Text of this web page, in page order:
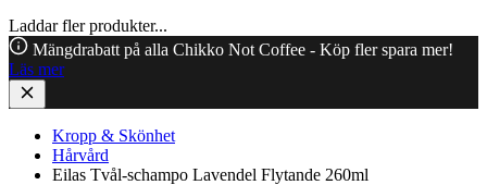
Laddar fler produkter...
Mängdrabatt på alla Chikko Not Coffee - Köp fler spara mer!
Läs mer
Kropp & Skönhet
Hårvård
Eilas Tvål-schampo Lavendel Flytande 260ml